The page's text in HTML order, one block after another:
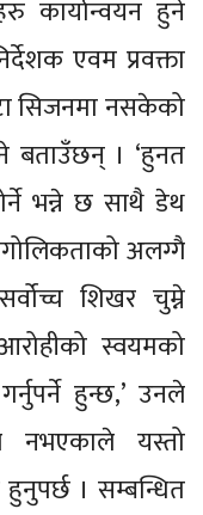
कार्यान्वयन हुने
एवम प्रवक्ता
सिजनमा नसकेको
बताउँछन् । ‘हुनत
भन्ने छ साथै डेथ
अलग्गै
शिखर चुम्ने
स्वयमको
हुन्छ,’ उनले
नभएकाले यस्तो
। सम्बन्धित